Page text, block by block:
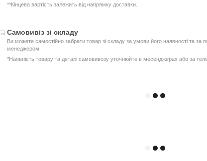
**Кінцева вартість залежить від напрямку доставки.
Самовивіз зі складу
Ви можете самостійно забрати товар зі складу за умови його наявності та за
менеджером.
*Наявність товару та деталі самовивозу уточнюйте в месенджерах або за